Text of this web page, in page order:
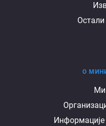
министарству
О
Информације